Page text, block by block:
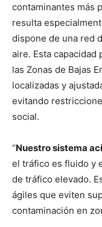
contaminantes más
resulta
dispone de una red
aire. Esta
las Zonas de Bajas
localizadas y
evitando
social.
“Nuestro sistema
el tráfico es fluido y
de tráfico elevado.
ágiles que eviten
contaminación en